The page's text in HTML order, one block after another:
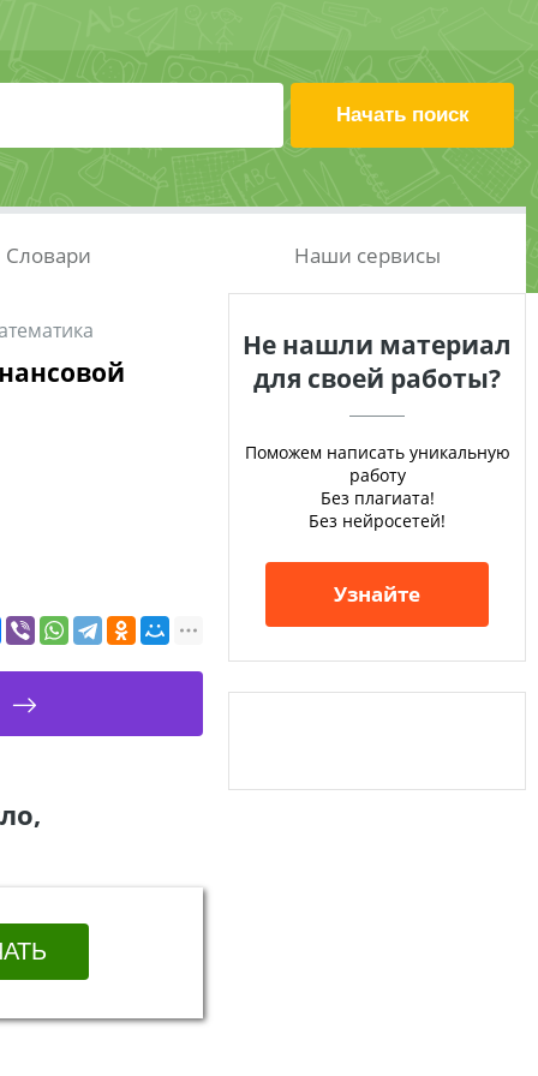
Словари Наши сервисы
Не нашли материал
для своей работы?
Поможем написать уникальную
работу
Без плагиата!
Без нейросетей!
Узнайте